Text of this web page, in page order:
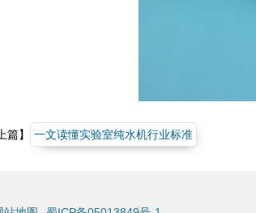
篇】 一文读懂实验室纯水机行业标准